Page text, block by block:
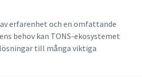
erfarenhet och en omfattande
behov kan TONS-ekosystemet
till många viktiga